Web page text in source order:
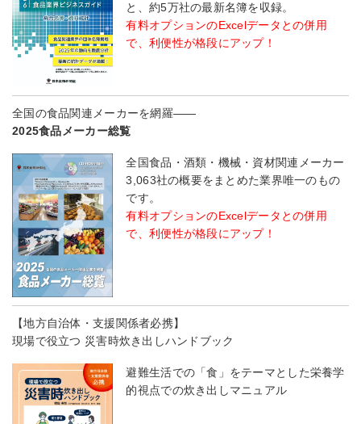
と、約5万社の最新名簿を収録。
有料オプションのExcelデータとの併用
で、利便性が格段にアップ！
全国の食品関連メーカーを網羅――
2025食品メーカー総覧
全国食品・酒類・機械・資材関連メーカー
3,063社の概要をまとめた業界唯一のもの
です。
有料オプションのExcelデータとの併用
で、利便性が格段にアップ！
【地方自治体・支援関係者必携】
現場で役立つ 災害時炊き出しハンドブック
避難生活での「食」をテーマとした栄養学
的視点での炊き出しマニュアル